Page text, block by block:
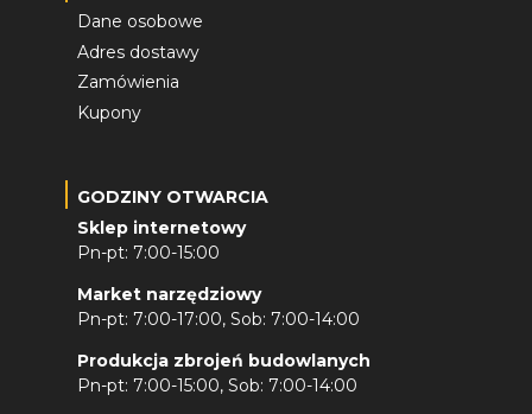
Dane osobowe
Adres dostawy
Zamówienia
Kupony
GODZINY OTWARCIA
Sklep internetowy
Pn-pt: 7:00-15:00
Market narzędziowy
Pn-pt: 7:00-17:00, Sob: 7:00-14:00
Produkcja zbrojeń budowlanych
Pn-pt: 7:00-15:00, Sob: 7:00-14:00